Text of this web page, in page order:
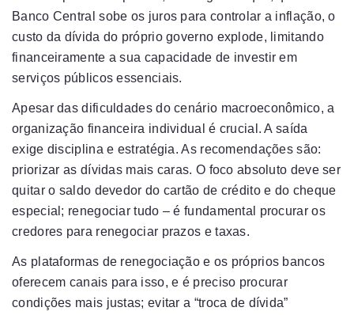
Banco Central sobe os juros para controlar a inflação, o
custo da dívida do próprio governo explode, limitando
financeiramente a sua capacidade de investir em
serviços públicos essenciais.
Apesar das dificuldades do cenário macroeconômico, a
organização financeira individual é crucial. A saída
exige disciplina e estratégia. As recomendações são:
priorizar as dívidas mais caras. O foco absoluto deve ser
quitar o saldo devedor do cartão de crédito e do cheque
especial; renegociar tudo – é fundamental procurar os
credores para renegociar prazos e taxas.
As plataformas de renegociação e os próprios bancos
oferecem canais para isso, e é preciso procurar
condições mais justas; evitar a “troca de dívida”